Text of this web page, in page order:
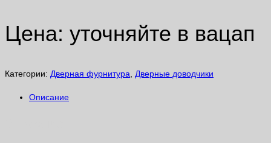
Цена: уточняйте в вацап
Категории: Дверная фурнитура Дверные доводчики
Описание